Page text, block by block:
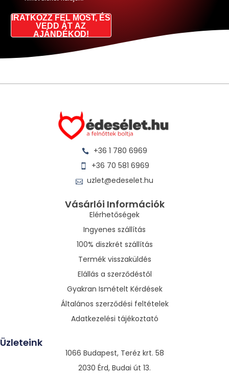
IRATKOZZ FEL MOST, ÉS
VEDD ÁT AZ
AJÁNDÉKOD!
+36 1 780 6969
+36 70 581 6969
uzlet@edeselet.hu
Vásárlói Információk
Elérhetőségek
Ingyenes szállítás
100% diszkrét szállítás
Termék visszaküldés
Elállás a szerződéstől
Gyakran Ismételt Kérdések
Általános szerződési feltételek
Adatkezelési tájékoztató
Üzleteink
1066 Budapest, Teréz krt. 58
2030 Érd, Budai út 13.